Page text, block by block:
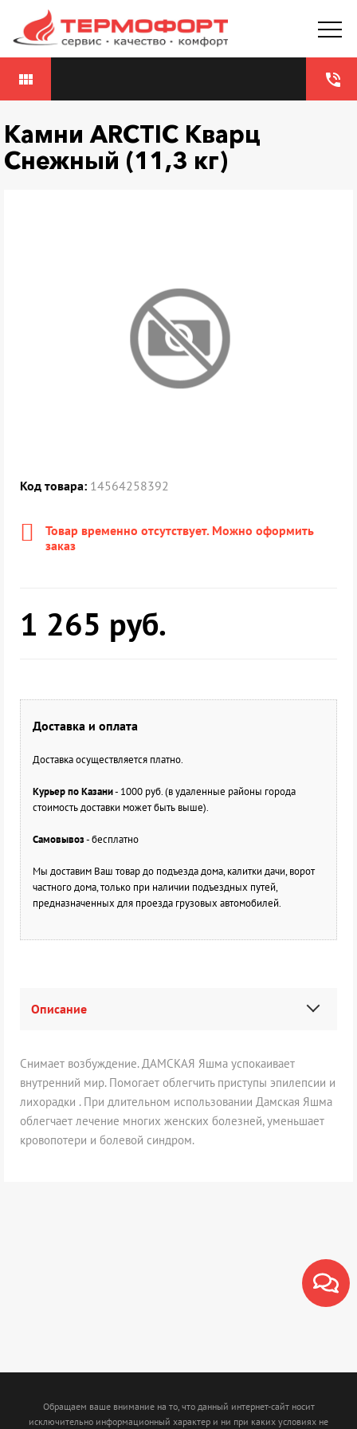
phone_in_talk
view_module
Камни ARCTIC Кварц
Снежный (11,3 кг)
Код товара: 14564258392
Товар временно отсутствует. Можно оформить
заказ
1 265 руб.
Доставка и оплата
Доставка осуществляется платно.
Курьер по Казани- 1000 руб. (в удаленные районы города
стоимость доставки может быть выше).
Самовывоз- бесплатно
Мы доставим Ваш товар до подъезда дома, калитки дачи, ворот
частного дома, только при наличии подъездных путей,
предназначенных для проезда грузовых автомобилей.
Описание
Снимает возбуждение. ДАМСКАЯ Яшма успокаивает
внутренний мир. Помогает облегчить приступы эпилепсии и
лихорадки . При длительном использовании Дамская Яшма
облегчает лечение многих женских болезней, уменьшает
кровопотери и болевой синдром.
Обращаем ваше внимание на то, что данный интернет-сайт носит
исключительно информационный характер и ни при каких условиях не